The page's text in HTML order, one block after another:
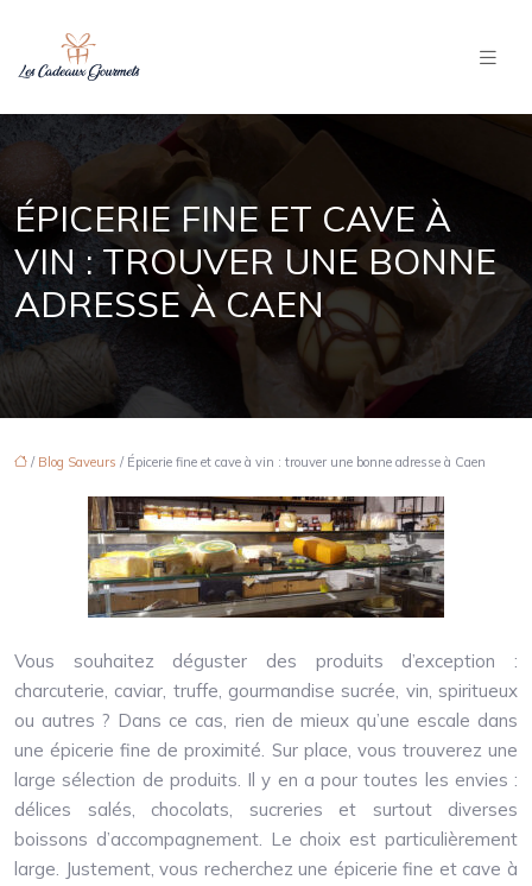
ÉPICERIE FINE ET CAVE À
VIN : TROUVER UNE BONNE
ADRESSE À CAEN
/ Blog Saveurs / Épicerie fine et cave à vin : trouver une bonne adresse à Caen
Vous souhaitez déguster des produits d’exception :
charcuterie, caviar, truffe, gourmandise sucrée, vin, spiritueux
ou autres ? Dans ce cas, rien de mieux qu’une escale dans
une épicerie fine de proximité. Sur place, vous trouverez une
large sélection de produits. Il y en a pour toutes les envies :
délices salés, chocolats, sucreries et surtout diverses
boissons d’accompagnement. Le choix est particulièrement
large. Justement, vous recherchez une épicerie fine et cave à